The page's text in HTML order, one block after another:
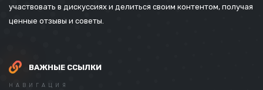
участвовать в дискуссиях и делиться своим контентом, получая
ценные отзывы и советы.
ВАЖНЫЕ ССЫЛКИ
НАВИГАЦИЯ